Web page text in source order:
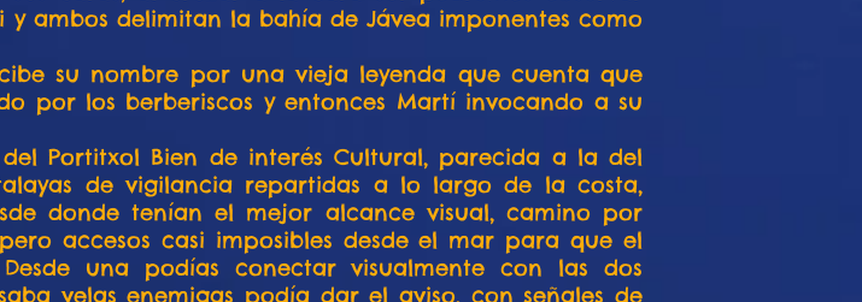
ambos delimitan la bahía de Jávea imponentes como
su nombre por una vieja leyenda que cuenta que
por los berberiscos y entonces Martí invocando a su
Portitxol Bien de interés Cultural, parecida a la del
de vigilancia repartidas a lo largo de la costa,
donde tenían el mejor alcance visual, camino por
accesos casi imposibles desde el mar para que el
una podías conectar visualmente con las dos
velas enemigas podía dar el aviso, con señales de